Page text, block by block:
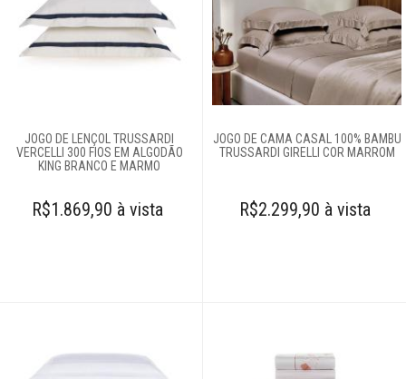
JOGO DE LENÇOL TRUSSARDI
VERCELLI 300 FIOS EM ALGODÃO
KING BRANCO E MARMO
R$1.869,90 à vista
JOGO DE CAMA CASAL 100% BAMBU
TRUSSARDI GIRELLI COR MARROM
R$2.299,90 à vista